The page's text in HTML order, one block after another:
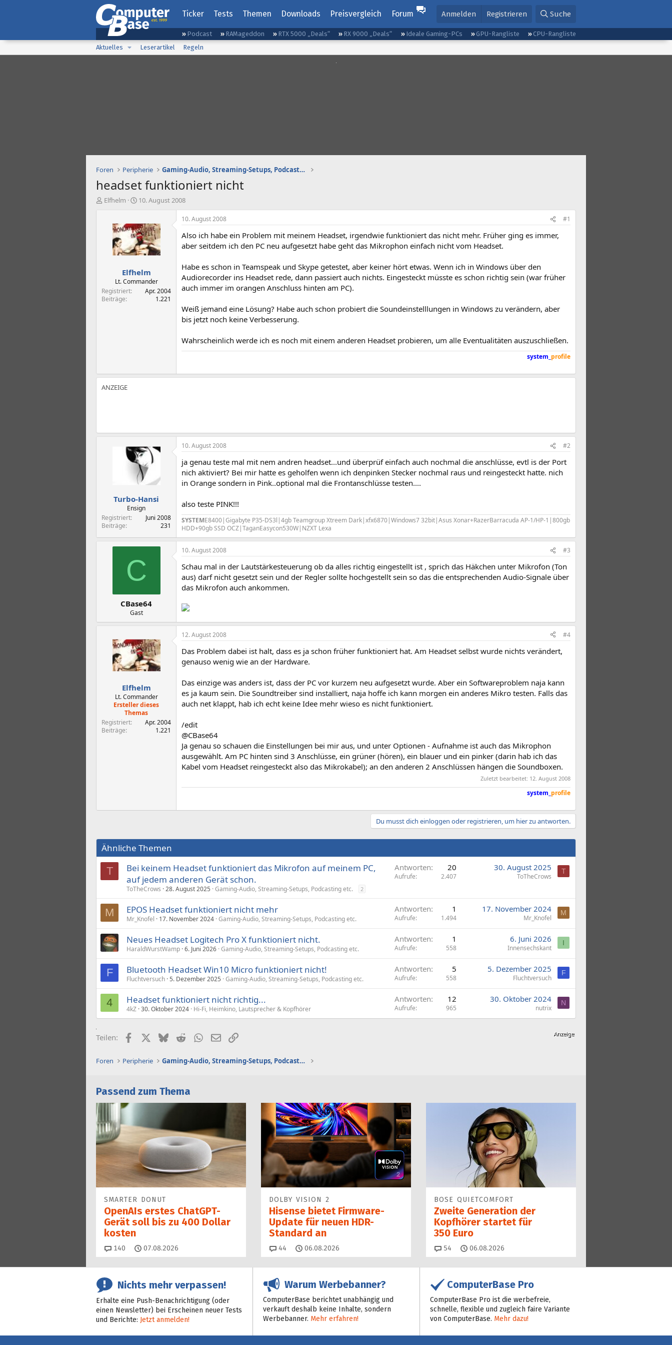
Ticker Tests Themen Downloads Preisvergleich Forum Anmelden Registrieren Suche
Podcast RAMageddon RTX 5000 „Deals“ RX 9000 „Deals“ Ideale Gaming-PCs GPU-Rangliste
CPU-Rangliste
Aktuelles
Leserartikel Regeln
Foren Peripherie Gaming-Audio, Streaming-Setups, Podcasting etc.
headset funktioniert nicht
E
Elfhelm
E
t
e
l
l
a
m
10. August 2008
Elfhelm
Lt. Commander
Registriert
Apr. 2004
Beiträge
1.221
10. August 2008 #1
Also ich habe ein Problem mit meinem Headset, irgendwie funktioniert das nicht mehr. Früher ging es immer,
aber seitdem ich den PC neu aufgesetzt habe geht das Mikrophon einfach nicht vom Headset.
Habe es schon in Teamspeak und Skype getestet, aber keiner hört etwas. Wenn ich in Windows über den
Audiorecorder ins Headset rede, dann passiert auch nichts. Eingesteckt müsste es schon richtig sein (war früher
auch immer im orangen Anschluss hinten am PC).
Weiß jemand eine Lösung? Habe auch schon probiert die Soundeinstelllungen in Windows zu verändern, aber
bis jetzt noch keine Verbesserung.
Wahrscheinlich werde ich es noch mit einem anderen Headset probieren, um alle Eventualitäten auszuschließen.
system_ profile
Turbo-Hansi
Ensign
Registriert
Juni 2008
Beiträge
231
10. August 2008 #2
ja genau teste mal mit nem andren headset...und überprüf einfach auch nochmal die anschlüsse, evtl is der Port
nich aktiviert? Bei mir hatte es geholfen wenn ich denpinken Stecker nochmal raus und reingesteckt hatte. nich
in Orange sondern in Pink..optional mal die Frontanschlüsse testen....
also teste PINK!!!
SYSTEME8400|Gigabyte P35-DS3l|4gb Teamgroup Xtreem Dark|xfx6870|Windows7 32bit|Asus Xonar+RazerBarracuda AP-1/HP-1|800gb
HDD+90gb SSD OCZ|TaganEasycon530W|NZXT Lexa
C
CBase64
Gast
10. August 2008 #3
Schau mal in der Lautstärkesteuerung ob da alles richtig eingestellt ist , sprich das Häkchen unter Mikrofon (Ton
aus) darf nicht gesetzt sein und der Regler sollte hochgestellt sein so das die entsprechenden Audio-Signale über
das Mikrofon auch ankommen.
Elfhelm
Lt. Commander
Ersteller dieses
Themas
Registriert
Apr. 2004
Beiträge
1.221
12. August 2008 #4
Das Problem dabei ist halt, dass es ja schon früher funktioniert hat. Am Headset selbst wurde nichts verändert,
genauso wenig wie an der Hardware.
Das einzige was anders ist, dass der PC vor kurzem neu aufgesetzt wurde. Aber ein Softwareproblem naja kann
es ja kaum sein. Die Soundtreiber sind installiert, naja hoffe ich kann morgen ein anderes Mikro testen. Falls das
auch net klappt, hab ich echt keine Idee mehr wieso es nicht funktioniert.
/edit
@CBase64
Ja genau so schauen die Einstellungen bei mir aus, und unter Optionen - Aufnahme ist auch das Mikrophon
ausgewählt. Am PC hinten sind 3 Anschlüsse, ein grüner (hören), ein blauer und ein pinker (darin hab ich das
Kabel vom Headset reingesteckt also das Mikrokabel); an den anderen 2 Anschlüssen hängen die Soundboxen.
Zuletzt bearbeitet: 12. August 2008
system_ profile
Du musst dich einloggen oder registrieren, um hier zu antworten.
Ähnliche Themen
T
Bei keinem Headset funktioniert das Mikrofon auf meinem PC,
auf jedem anderen Gerät schon.
ToTheCrows 28. August 2025 Gaming-Audio, Streaming-Setups, Podcasting etc. 2
Antworten 20
Aufrufe 2.407
30. August 2025
ToTheCrows
T
M EPOS Headset funktioniert nicht mehr
Mr_Knofel 17. November 2024 Gaming-Audio, Streaming-Setups, Podcasting etc.
Antworten 1
Aufrufe 1.494
17. November 2024
Mr_Knofel
M
Neues Headset Logitech Pro X funktioniert nicht.
HaraldWurstWamp 6. Juni 2026 Gaming-Audio, Streaming-Setups, Podcasting etc.
Antworten 1
Aufrufe 558
6. Juni 2026
Innensechskant
I
F Bluetooth Headset Win10 Micro funktioniert nicht!
Fluchtversuch 5. Dezember 2025 Gaming-Audio, Streaming-Setups, Podcasting etc.
Antworten 5
Aufrufe 558
5. Dezember 2025
Fluchtversuch
F
4 Headset funktioniert nicht richtig...
4kZ 30. Oktober 2024 Hi-Fi, Heimkino, Lautsprecher & Kopfhörer
Antworten 12
Aufrufe 965
30. Oktober 2024
nutrix
N
Teilen: FacebookX (Twitter)
BlueskyRedditWhatsApp
E-MailLink
Foren Peripherie Gaming-Audio, Streaming-Setups, Podcasting etc.
Passend zum Thema
SMARTER DONUT
OpenAIs erstes ChatGPT-
Gerät soll bis zu 400 Dollar
kosten
140 Kommentare
07.08.2026
DOLBY VISION 2
Hisense bietet Firmware-
Update für neuen HDR-
Standard an
44 Kommentare
06.08.2026
BOSE QUIETCOMFORT
Zweite Generation der
Kopfhörer startet für
350 Euro
54 Kommentare
06.08.2026
Nichts mehr verpassen!
Erhalte eine Push-Benachrichtigung (oder
einen Newsletter) bei Erscheinen neuer Tests
und Berichte: Jetzt anmelden!
Warum Werbebanner?
ComputerBase berichtet unabhängig und
verkauft deshalb keine Inhalte, sondern
Werbebanner. Mehr erfahren!
ComputerBase Pro
ComputerBase Pro ist die werbefreie,
schnelle, flexible und zugleich faire Variante
von ComputerBase. Mehr dazu!